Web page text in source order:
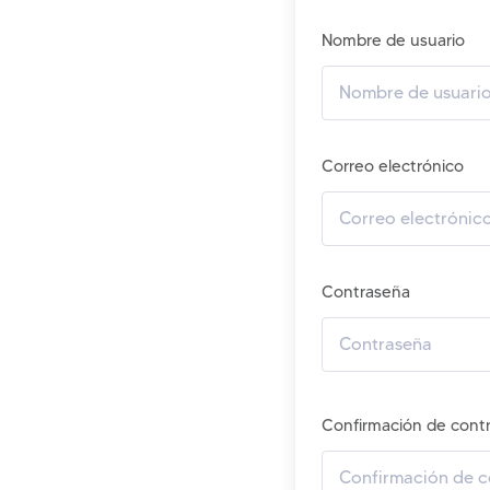
Nombre de usuario
Correo electrónico
Contraseña
Confirmación de